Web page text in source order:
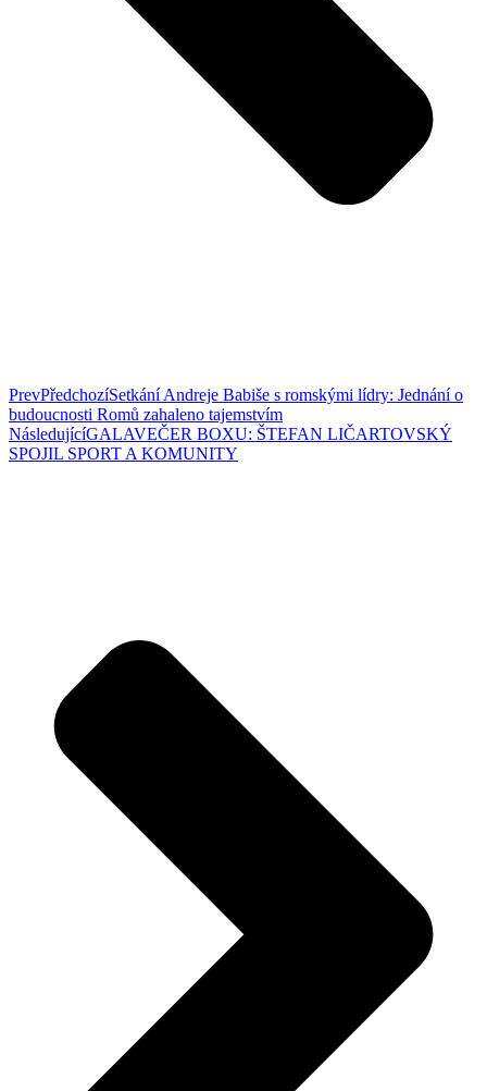
PrevPředchozíSetkání Andreje Babiše s romskými lídry: Jednání o
budoucnosti Romů zahaleno tajemstvím
NásledujícíGALAVEČER BOXU: ŠTEFAN LIČARTOVSKÝ
SPOJIL SPORT A KOMUNITY